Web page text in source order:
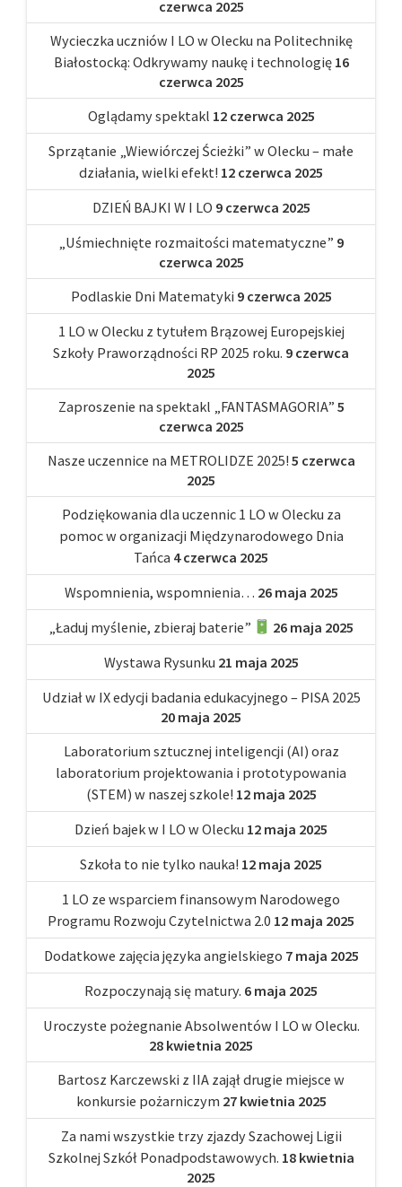
czerwca 2025
Wycieczka uczniów I LO w Olecku na Politechnikę
Białostocką: Odkrywamy naukę i technologię 16
czerwca 2025
Oglądamy spektakl 12 czerwca 2025
Sprzątanie „Wiewiórczej Ścieżki” w Olecku – małe
działania, wielki efekt! 12 czerwca 2025
DZIEŃ BAJKI W I LO 9 czerwca 2025
„Uśmiechnięte rozmaitości matematyczne” 9
czerwca 2025
Podlaskie Dni Matematyki 9 czerwca 2025
1 LO w Olecku z tytułem Brązowej Europejskiej
Szkoły Praworządności RP 2025 roku. 9 czerwca
2025
Zaproszenie na spektakl „FANTASMAGORIA” 5
czerwca 2025
Nasze uczennice na METROLIDZE 2025! 5 czerwca
2025
Podziękowania dla uczennic 1 LO w Olecku za
pomoc w organizacji Międzynarodowego Dnia
Tańca 4 czerwca 2025
Wspomnienia, wspomnienia… 26 maja 2025
„Ładuj myślenie, zbieraj baterie”
26 maja 2025
Wystawa Rysunku 21 maja 2025
Udział w IX edycji badania edukacyjnego – PISA 2025
20 maja 2025
Laboratorium sztucznej inteligencji (AI) oraz
laboratorium projektowania i prototypowania
(STEM) w naszej szkole! 12 maja 2025
Dzień bajek w I LO w Olecku 12 maja 2025
Szkoła to nie tylko nauka! 12 maja 2025
1 LO ze wsparciem finansowym Narodowego
Programu Rozwoju Czytelnictwa 2.0 12 maja 2025
Dodatkowe zajęcia języka angielskiego 7 maja 2025
Rozpoczynają się matury. 6 maja 2025
Uroczyste pożegnanie Absolwentów I LO w Olecku.
28 kwietnia 2025
Bartosz Karczewski z IIA zajął drugie miejsce w
konkursie pożarniczym 27 kwietnia 2025
Za nami wszystkie trzy zjazdy Szachowej Ligii
Szkolnej Szkół Ponadpodstawowych. 18 kwietnia
2025